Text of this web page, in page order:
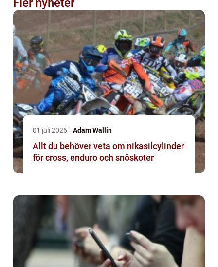
Fler nyheter
01 juli 2026 Adam Wallin
Allt du behöver veta om nikasilcylinder
för cross, enduro och snöskoter